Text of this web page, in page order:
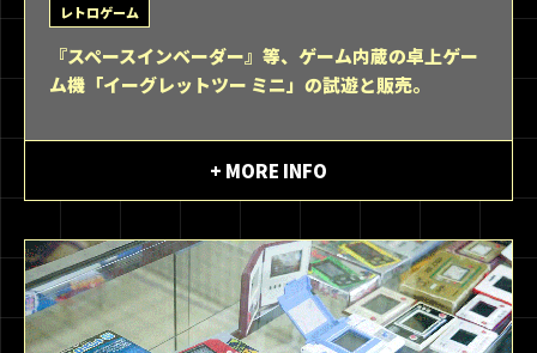
レトロゲーム
『スペースインベーダー』等、ゲーム内蔵の卓上ゲー
ム機「イーグレットツー ミニ」の試遊と販売。
+ MORE INFO